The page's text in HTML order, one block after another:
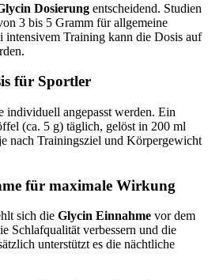
Dosierung entscheidend. Studien
3 bis 5 Gramm für allgemeine
intensivem Training kann die Dosis auf
für Sportler
individuell angepasst werden. Ein
(ca. 5 g) täglich, gelöst in 200 ml
nach Trainingsziel und Körpergewicht
für maximale Wirkung
sich die Glycin Einnahme vor dem
Schlafqualität verbessern und die
unterstützt es die nächtliche